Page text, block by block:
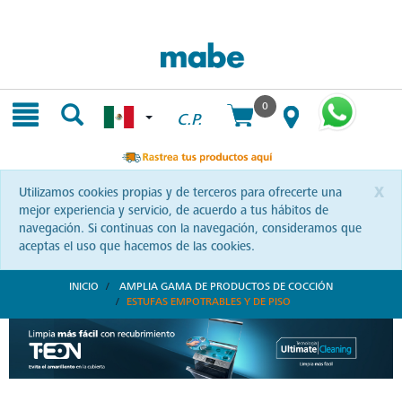
C.P.
0
x
Utilizamos cookies propias y de terceros para ofrecerte una
mejor experiencia y servicio, de acuerdo a tus hábitos de
navegación. Si continuas con la navegación, consideramos que
aceptas el uso que hacemos de las cookies.
INICIO
AMPLIA GAMA DE PRODUCTOS DE COCCIÓN
ESTUFAS EMPOTRABLES Y DE PISO